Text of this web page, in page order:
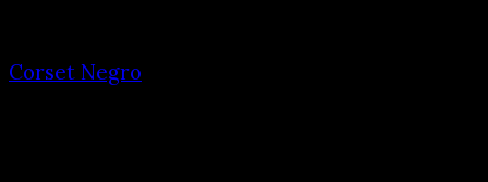
Corset Negro